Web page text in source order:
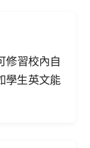
修習校內自
學生英文能